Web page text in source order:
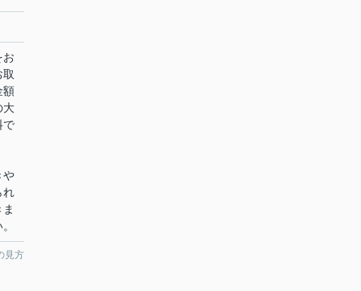
お
額
大
で
や
れ
見方